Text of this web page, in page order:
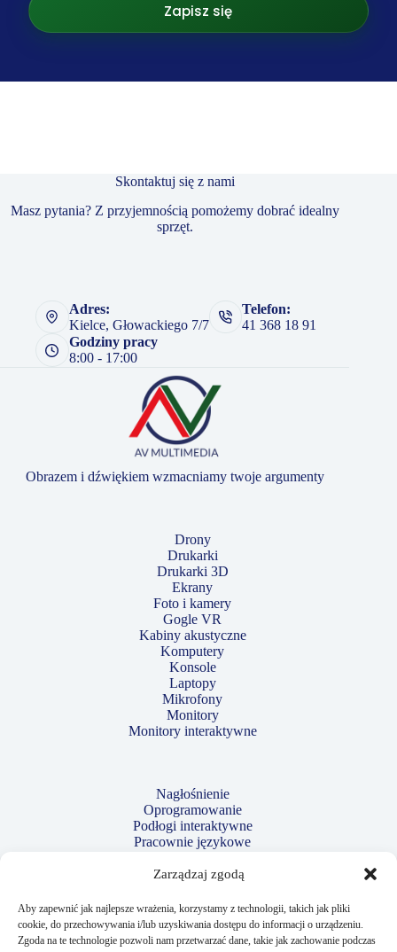
Zarządzaj zgodą
Aby zapewnić jak najlepsze wrażenia, korzystamy z technologii, takich jak pliki
cookie, do przechowywania i/lub uzyskiwania dostępu do informacji o urządzeniu.
Zgoda na te technologie pozwoli nam przetwarzać dane, takie jak zachowanie podczas
Zapisz się
Skontaktuj się z nami
Masz pytania? Z przyjemnością pomożemy dobrać idealny
sprzęt.
Adres:
Kielce, Głowackiego 7/7
Telefon:
41 368 18 91
Godziny pracy
8:00 - 17:00
Obrazem i dźwiękiem wzmacniamy twoje argumenty
Drony
Drukarki
Drukarki 3D
Ekrany
Foto i kamery
Gogle VR
Kabiny akustyczne
Komputery
Konsole
Laptopy
Mikrofony
Monitory
Monitory interaktywne
Nagłośnienie
Oprogramowanie
Podłogi interaktywne
Pracownie językowe
Robotyka i kodowanie
Tablety
Tablice interaktywne
Telewizory